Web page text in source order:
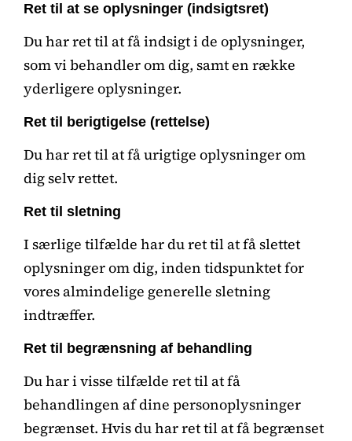
Ret til at se oplysninger (indsigtsret)
Du har ret til at få indsigt i de oplysninger,
som vi behandler om dig, samt en række
yderligere oplysninger.
Ret til berigtigelse (rettelse)
Du har ret til at få urigtige oplysninger om
dig selv rettet.
Ret til sletning
I særlige tilfælde har du ret til at få slettet
oplysninger om dig, inden tidspunktet for
vores almindelige generelle sletning
indtræffer.
Ret til begrænsning af behandling
Du har i visse tilfælde ret til at få
behandlingen af dine personoplysninger
begrænset. Hvis du har ret til at få begrænset